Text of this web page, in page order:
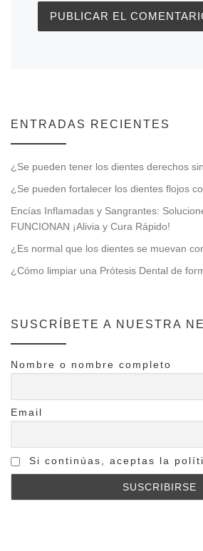
ENTRADAS RECIENTES
¿Se pueden tener los dientes derechos
¿Se pueden fortalecer los dientes flojos
Encías Inflamadas y Sangrantes:
FUNCIONAN ¡Alivia y Cura Rápido!
¿Es normal que los dientes se muevan
¿Cómo limpiar una Prótesis Dental de
SUSCRÍBETE A NUESTRA
Nombre o nombre completo
Email
Si continúas, aceptas la